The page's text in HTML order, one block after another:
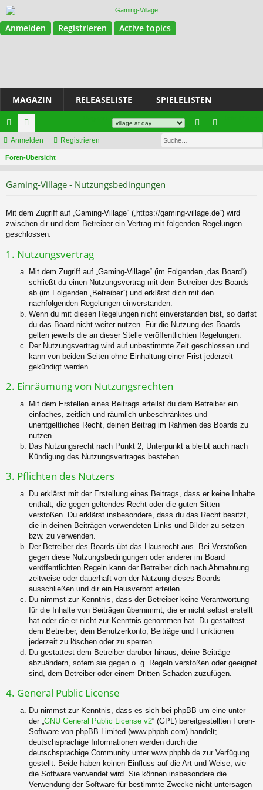
Anmelden Registrieren Active topics
MAGAZIN RELEASELISTE SPIELELISTEN
ch
ne
riff
or
en
n n
Anmelden Registrieren
Foren-Übersicht
Gaming-Village - Nutzungsbedingungen
Mit dem Zugriff auf „Gaming-Village“ („https://gaming-village.de“) wird
zwischen dir und dem Betreiber ein Vertrag mit folgenden Regelungen
geschlossen:
1. Nutzungsvertrag
Mit dem Zugriff auf „Gaming-Village“ (im Folgenden „das Board“)
schließt du einen Nutzungsvertrag mit dem Betreiber des Boards
ab (im Folgenden „Betreiber“) und erklärst dich mit den
nachfolgenden Regelungen einverstanden.
Wenn du mit diesen Regelungen nicht einverstanden bist, so darfst
du das Board nicht weiter nutzen. Für die Nutzung des Boards
gelten jeweils die an dieser Stelle veröffentlichten Regelungen.
Der Nutzungsvertrag wird auf unbestimmte Zeit geschlossen und
kann von beiden Seiten ohne Einhaltung einer Frist jederzeit
gekündigt werden.
2. Einräumung von Nutzungsrechten
Mit dem Erstellen eines Beitrags erteilst du dem Betreiber ein
einfaches, zeitlich und räumlich unbeschränktes und
unentgeltliches Recht, deinen Beitrag im Rahmen des Boards zu
nutzen.
Das Nutzungsrecht nach Punkt 2, Unterpunkt a bleibt auch nach
Kündigung des Nutzungsvertrages bestehen.
3. Pflichten des Nutzers
Du erklärst mit der Erstellung eines Beitrags, dass er keine Inhalte
enthält, die gegen geltendes Recht oder die guten Sitten
verstoßen. Du erklärst insbesondere, dass du das Recht besitzt,
die in deinen Beiträgen verwendeten Links und Bilder zu setzen
bzw. zu verwenden.
Der Betreiber des Boards übt das Hausrecht aus. Bei Verstößen
gegen diese Nutzungsbedingungen oder anderer im Board
veröffentlichten Regeln kann der Betreiber dich nach Abmahnung
zeitweise oder dauerhaft von der Nutzung dieses Boards
ausschließen und dir ein Hausverbot erteilen.
Du nimmst zur Kenntnis, dass der Betreiber keine Verantwortung
für die Inhalte von Beiträgen übernimmt, die er nicht selbst erstellt
hat oder die er nicht zur Kenntnis genommen hat. Du gestattest
dem Betreiber, dein Benutzerkonto, Beiträge und Funktionen
jederzeit zu löschen oder zu sperren.
Du gestattest dem Betreiber darüber hinaus, deine Beiträge
abzuändern, sofern sie gegen o. g. Regeln verstoßen oder geeignet
sind, dem Betreiber oder einem Dritten Schaden zuzufügen.
4. General Public License
Du nimmst zur Kenntnis, dass es sich bei phpBB um eine unter
der „GNU General Public License v2“ (GPL) bereitgestellten Foren-
Software von phpBB Limited (www.phpbb.com) handelt;
deutschsprachige Informationen werden durch die
deutschsprachige Community unter www.phpbb.de zur Verfügung
gestellt. Beide haben keinen Einfluss auf die Art und Weise, wie
die Software verwendet wird. Sie können insbesondere die
Verwendung der Software für bestimmte Zwecke nicht untersagen